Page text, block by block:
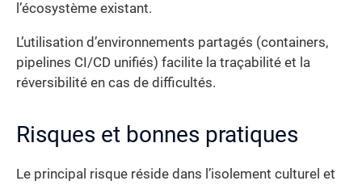
l’écosystème existant.
L’utilisation d’environnements partagés (containers,
pipelines CI/CD unifiés) facilite la traçabilité et la
réversibilité en cas de difficultés.
Risques et bonnes pratiques
Le principal risque réside dans l’isolement culturel et